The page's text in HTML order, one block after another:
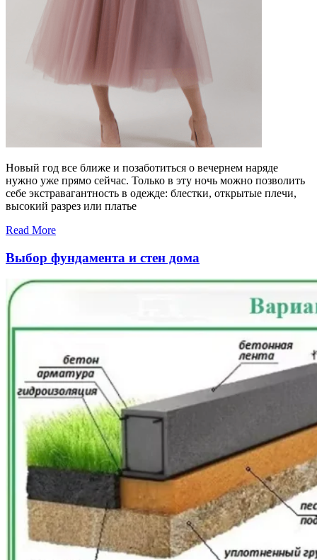
Новый год все ближе и позаботиться о вечернем наряде
нужно уже прямо сейчас. Только в эту ночь можно позволить
себе экстравагантность в одежде: блестки, открытые плечи,
высокий разрез или платье
Read More
Выбор фундамента и стен дома